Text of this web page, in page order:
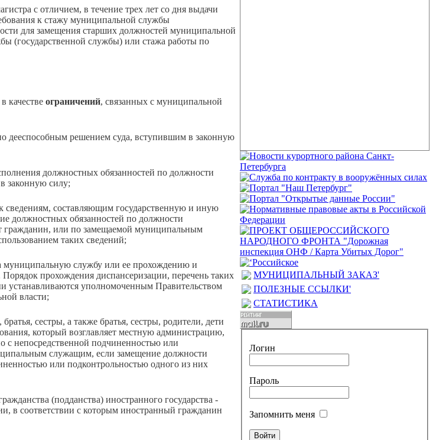
с отличием, в течение трех лет со дня выдачи
к стажу муниципальной службы
для замещения старших должностей муниципальной
(государственной службы) или стажа работы по
в качестве ограничений, связанных с муниципальной
дееспособным решением суда, вступившим в законную
должностных обязанностей по должности
законную силу;
сведениям, составляющим государственную и иную
должностных обязанностей по должности
гражданин, или по замещаемой муниципальным
таких сведений;
муниципальную службу или ее прохождению и
прохождения диспансеризации, перечень таких
устанавливаются уполномоченным Правительством
власти;
сестры, а также братья, сестры, родители, дети
который возглавляет местную администрацию,
с непосредственной подчиненностью или
служащим, если замещение должности
или подконтрольностью одного из них
(подданства) иностранного государства -
в соответствии с которым иностранный гражданин
МУНИЦИПАЛЬНЫЙ ЗАКАЗ'
ПОЛЕЗНЫЕ ССЫЛКИ'
СТАТИСТИКА
Логин
Пароль
Запомнить меня